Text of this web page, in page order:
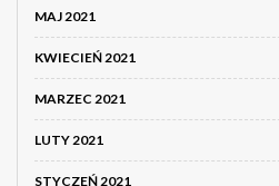
MAJ 2021
KWIECIEŃ 2021
MARZEC 2021
LUTY 2021
STYCZEŃ 2021